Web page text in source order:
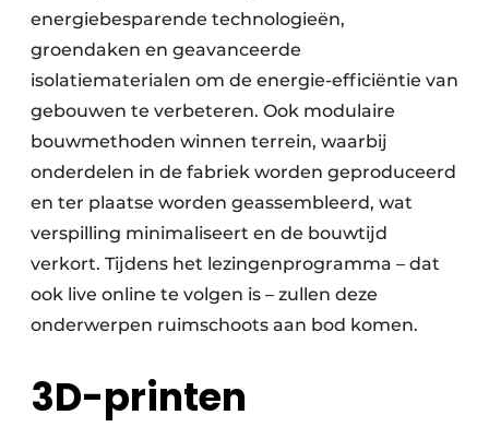
energiebesparende technologieën,
groendaken en geavanceerde
isolatiematerialen om de energie-efficiëntie van
gebouwen te verbeteren. Ook modulaire
bouwmethoden winnen terrein, waarbij
onderdelen in de fabriek worden geproduceerd
en ter plaatse worden geassembleerd, wat
verspilling minimaliseert en de bouwtijd
verkort. Tijdens het lezingenprogramma – dat
ook live online te volgen is – zullen deze
onderwerpen ruimschoots aan bod komen.
3D-printen